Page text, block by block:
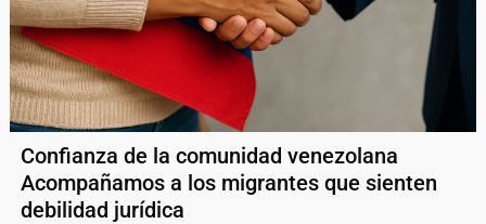
Confianza de la comunidad venezolana
Acompañamos a los migrantes que sienten
debilidad jurídica